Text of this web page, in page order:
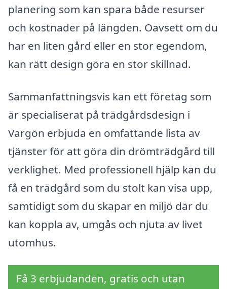
planering som kan spara både resurser
och kostnader på längden. Oavsett om du
har en liten gård eller en stor egendom,
kan rätt design göra en stor skillnad.
Sammanfattningsvis kan ett företag som
är specialiserat på trädgårdsdesign i
Vargön erbjuda en omfattande lista av
tjänster för att göra din drömträdgård till
verklighet. Med professionell hjälp kan du
få en trädgård som du stolt kan visa upp,
samtidigt som du skapar en miljö där du
kan koppla av, umgås och njuta av livet
utomhus.
Få 3 erbjudanden, gratis och utan